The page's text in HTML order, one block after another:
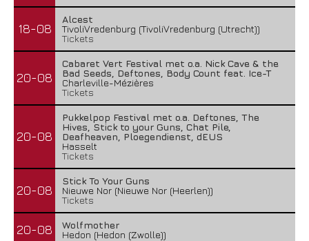
18-08
Alcest
TivoliVredenburg (TivoliVredenburg (Utrecht))
Tickets
20-08
Cabaret Vert Festival met o.a. Nick Cave & the
Bad Seeds, Deftones, Body Count feat. Ice-T
Charleville-Mézières
Tickets
20-08
Pukkelpop Festival met o.a. Deftones, The
Hives, Stick to your Guns, Chat Pile,
Deafheaven, Ploegendienst, dEUS
Hasselt
Tickets
20-08
Stick To Your Guns
Nieuwe Nor (Nieuwe Nor (Heerlen))
Tickets
20-08
Wolfmother
Hedon (Hedon (Zwolle))